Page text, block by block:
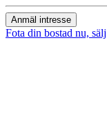
Anmäl intresse
Fota din bostad nu,